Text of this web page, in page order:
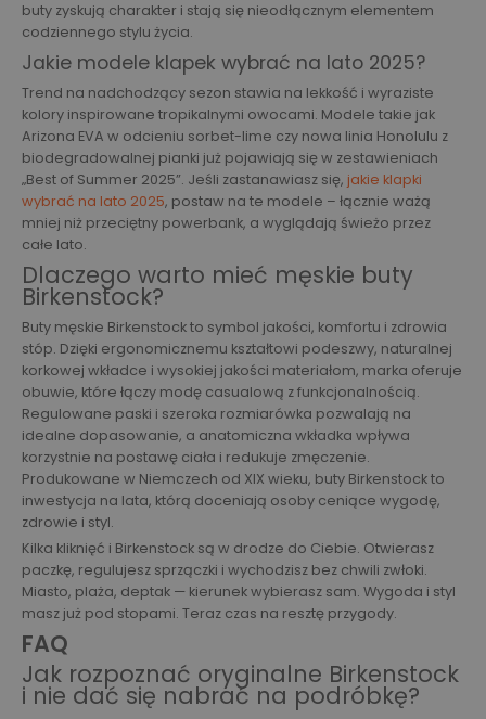
buty zyskują charakter i stają się nieodłącznym elementem
codziennego stylu życia.
Jakie modele klapek wybrać na lato 2025?
Trend na nadchodzący sezon stawia na lekkość i wyraziste
kolory inspirowane tropikalnymi owocami. Modele takie jak
Arizona EVA w odcieniu sorbet-lime czy nowa linia Honolulu z
biodegradowalnej pianki już pojawiają się w zestawieniach
„Best of Summer 2025”. Jeśli zastanawiasz się, jakie klapki
wybrać na lato 2025, postaw na te modele – łącznie ważą
mniej niż przeciętny powerbank, a wyglądają świeżo przez
całe lato.
Dlaczego warto mieć męskie buty
Birkenstock?
Buty męskie Birkenstock to symbol jakości, komfortu i zdrowia
stóp. Dzięki ergonomicznemu kształtowi podeszwy, naturalnej
korkowej wkładce i wysokiej jakości materiałom, marka oferuje
obuwie, które łączy modę casualową z funkcjonalnością.
Regulowane paski i szeroka rozmiarówka pozwalają na
idealne dopasowanie, a anatomiczna wkładka wpływa
korzystnie na postawę ciała i redukuje zmęczenie.
Produkowane w Niemczech od XIX wieku, buty Birkenstock to
inwestycja na lata, którą doceniają osoby ceniące wygodę,
zdrowie i styl.
Kilka kliknięć i Birkenstock są w drodze do Ciebie. Otwierasz
paczkę, regulujesz sprzączki i wychodzisz bez chwili zwłoki.
Miasto, plaża, deptak — kierunek wybierasz sam. Wygoda i styl
masz już pod stopami. Teraz czas na resztę przygody.
FAQ
Jak rozpoznać oryginalne Birkenstock
i nie dać się nabrać na podróbkę?